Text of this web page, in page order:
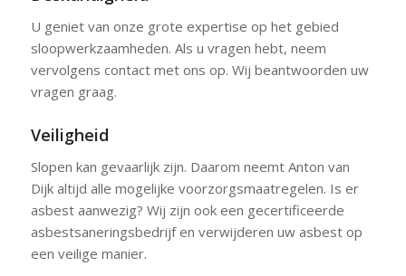
U geniet van onze grote expertise op het gebied
sloopwerkzaamheden. Als u vragen hebt, neem
vervolgens contact met ons op. Wij beantwoorden uw
vragen graag.
Veiligheid
Slopen kan gevaarlijk zijn. Daarom neemt Anton van
Dijk altijd alle mogelijke voorzorgsmaatregelen. Is er
asbest aanwezig? Wij zijn ook een gecertificeerde
asbestsaneringsbedrijf en verwijderen uw asbest op
een veilige manier.